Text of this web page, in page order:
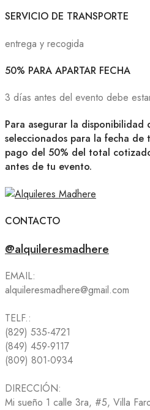
SERVICIO DE TRANSPORTE
entrega y recogida
50% PARA APARTAR FECHA
3 días antes del evento debe
Para asegurar la disponibilidad
seleccionados para la fecha
pago del 50% del total
antes de tu evento.
CONTACTO
@alquileresmadhere
EMAIL:
alquileresmadhere@gmail.com
TELF.:
(829) 535-4721
(849) 459-9117
(809) 801-0934
DIRECCIÓN:
Mi sueño 1 calle 3ra, #5, Villa